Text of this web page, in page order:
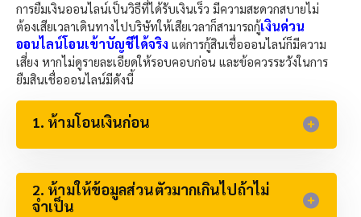
การยืมเงินออนไลน์เป็นวิธีที่ได้รับเงินเร็ว มีความสะดวกสบายไม่
ต้องเสียเวลาเดินทางไปบริษัทให้เสียเวลาก็สามารถกู้เงินด่วน
ออนไลน์โอนเข้าบัญชีได้จริง แต่การกู้สินเชื่อออนไลน์ก็มีความ
เสี่ยง หากไม่ดูรายละเอียดให้รอบคอบก่อน และข้อควรระวังในการ
ยืมสินเชื่อออนไลน์มีดังนี้
1. ห้ามโอนเงินก่อน​
2. ห้ามให้ข้อมูลส่วนตัวมากเกินไปถ้าไม่
จำเป็น​